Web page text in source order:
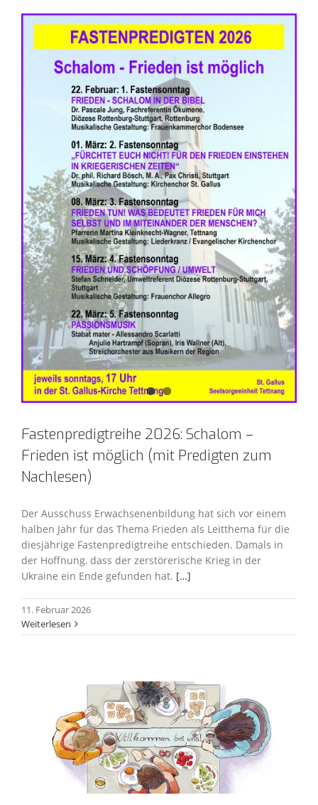
Fastenpredigtreihe 2026: Schalom –
Frieden ist möglich (mit Predigten zum
Nachlesen)
Der Ausschuss Erwachsenenbildung hat sich vor einem
halben Jahr für das Thema Frieden als Leitthema für die
diesjährige Fastenpredigtreihe entschieden. Damals in
der Hoffnung, dass der zerstörerische Krieg in der
Ukraine ein Ende gefunden hat. […]
11. Februar 2026
Weiterlesen